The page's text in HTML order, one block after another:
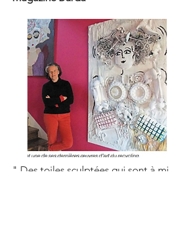
" Des toiles sculptées qui sont à mi